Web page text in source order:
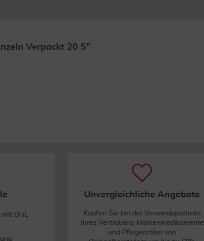
Verpackt 20 S"
Weiterlesen
mit DHL
Unvergleichliche Angebote
Kaufen Sie bei der Versandapotheke
Ihres Vertrauens Markenmedikamente
und Pflegeartikel von